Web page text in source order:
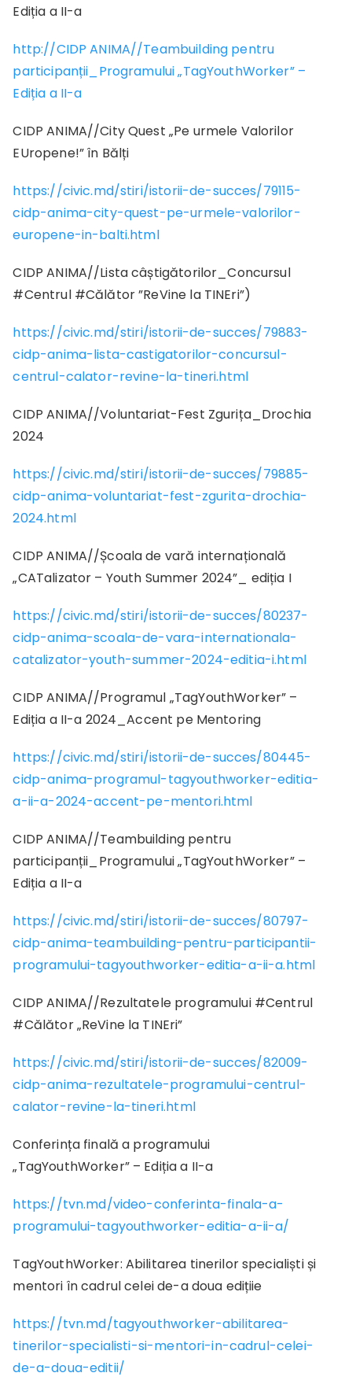
Ediția a II-a
http://CIDP ANIMA//Teambuilding pentru
participanții_Programului „TagYouthWorker” –
Ediția a II-a
CIDP ANIMA//City Quest „Pe urmele Valorilor
EUropene!” în Bălți
https://civic.md/stiri/istorii-de-succes/79115-
cidp-anima-city-quest-pe-urmele-valorilor-
europene-in-balti.html
CIDP ANIMA//Lista câștigătorilor_Concursul
#Centrul #Călător ”ReVine la TINEri”)
https://civic.md/stiri/istorii-de-succes/79883-
cidp-anima-lista-castigatorilor-concursul-
centrul-calator-revine-la-tineri.html
CIDP ANIMA//Voluntariat-Fest Zgurița_Drochia
2024
https://civic.md/stiri/istorii-de-succes/79885-
cidp-anima-voluntariat-fest-zgurita-drochia-
2024.html
CIDP ANIMA//Școala de vară internațională
„CATalizator – Youth Summer 2024”_ ediția I
https://civic.md/stiri/istorii-de-succes/80237-
cidp-anima-scoala-de-vara-internationala-
catalizator-youth-summer-2024-editia-i.html
CIDP ANIMA//Programul „TagYouthWorker” –
Ediția a II-a 2024_Accent pe Mentoring
https://civic.md/stiri/istorii-de-succes/80445-
cidp-anima-programul-tagyouthworker-editia-
a-ii-a-2024-accent-pe-mentori.html
CIDP ANIMA//Teambuilding pentru
participanții_Programului „TagYouthWorker” –
Ediția a II-a
https://civic.md/stiri/istorii-de-succes/80797-
cidp-anima-teambuilding-pentru-participantii-
programului-tagyouthworker-editia-a-ii-a.html
CIDP ANIMA//Rezultatele programului #Centrul
#Călător „ReVine la TINEri”
https://civic.md/stiri/istorii-de-succes/82009-
cidp-anima-rezultatele-programului-centrul-
calator-revine-la-tineri.html
Conferința finală a programului
„TagYouthWorker” – Ediția a II-a
https://tvn.md/video-conferinta-finala-a-
programului-tagyouthworker-editia-a-ii-a/
TagYouthWorker: Abilitarea tinerilor specialiști și
mentori în cadrul celei de-a doua edițiie
https://tvn.md/tagyouthworker-abilitarea-
tinerilor-specialisti-si-mentori-in-cadrul-celei-
de-a-doua-editii/